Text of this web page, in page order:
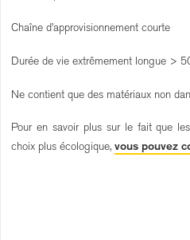
Chaîne d’approvisionnement courte
Durée de vie extrêmement longue >
Ne contient que des matériaux non
Pour en savoir plus sur le fait que
choix plus écologique, vous pouvez